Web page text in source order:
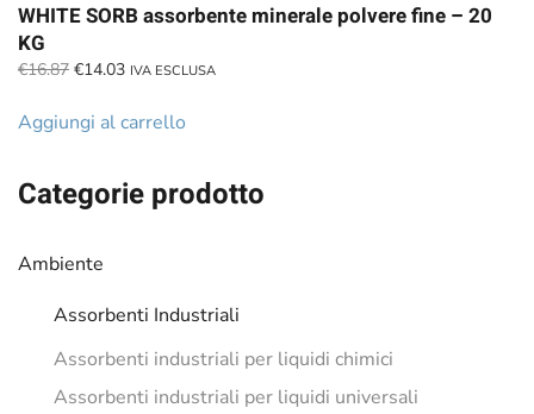
Categorie prodotto
Ambiente
Assorbenti Industriali
Assorbenti industriali per liquidi chimici
Assorbenti industriali per liquidi universali
WHITE SORB assorbente minerale polvere fine – 20
KG
€16.87 Il
originale
€14.03Il
attuale
IVA ESCLUSA
Aggiungi al carrello